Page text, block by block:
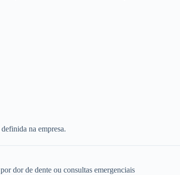
na empresa.
dor de dente ou consultas emergenciais